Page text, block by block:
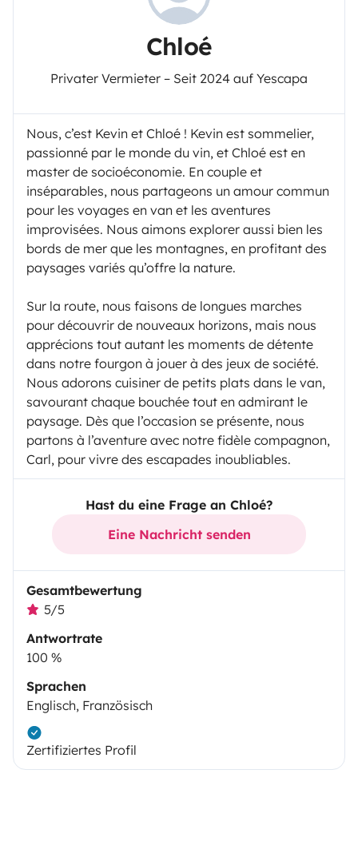
Chloé
Privater Vermieter – Seit 2024 auf Yescapa
Nous, c’est Kevin et Chloé ! Kevin est sommelier,
passionné par le monde du vin, et Chloé est en
master de socioéconomie. En couple et
inséparables, nous partageons un amour commun
pour les voyages en van et les aventures
improvisées. Nous aimons explorer aussi bien les
bords de mer que les montagnes, en profitant des
paysages variés qu’offre la nature.
Sur la route, nous faisons de longues marches
pour découvrir de nouveaux horizons, mais nous
apprécions tout autant les moments de détente
dans notre fourgon à jouer à des jeux de société.
Nous adorons cuisiner de petits plats dans le van,
savourant chaque bouchée tout en admirant le
paysage. Dès que l’occasion se présente, nous
partons à l’aventure avec notre fidèle compagnon,
Carl, pour vivre des escapades inoubliables.
Hast du eine Frage an Chloé?
Eine Nachricht senden
Gesamtbewertung
5/5
Antwortrate
100 %
Sprachen
Englisch, Französisch
Zertifiziertes Profil